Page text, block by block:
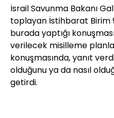
İsrail Savunma Bakanı
toplayan İstihbarat Birim
burada yaptığı
verilecek misilleme
konuşmasında, yanıt
olduğunu ya da nasıl
getirdi.